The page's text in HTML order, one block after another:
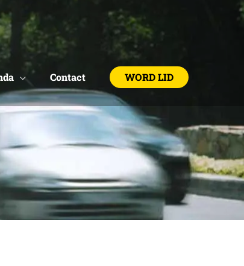
Contact WORD LID